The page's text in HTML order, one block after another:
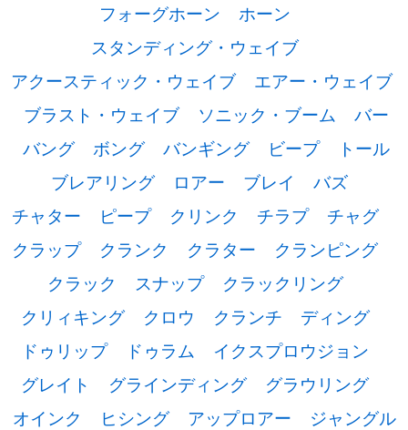
フォーグホーン
ホーン
スタンディング・ウェイブ
アクースティック・ウェイブ
エアー・ウェイブ
ブラスト・ウェイブ
ソニック・ブーム
バー
バング
ボング バンギング ビープ
トール
ブレアリング
ロアー ブレイ
バズ
チャター
ピープ クリンク チラプ
チャグ
クラップ
クランク クラター
クランピング
クラック
スナップ
クラックリング
クリィキング
クロウ クランチ
ディング
ドゥリップ
ドゥラム
イクスプロウジョン
グレイト
グラインディング
グラウリング
オインク
ヒシング アップロアー
ジャングル